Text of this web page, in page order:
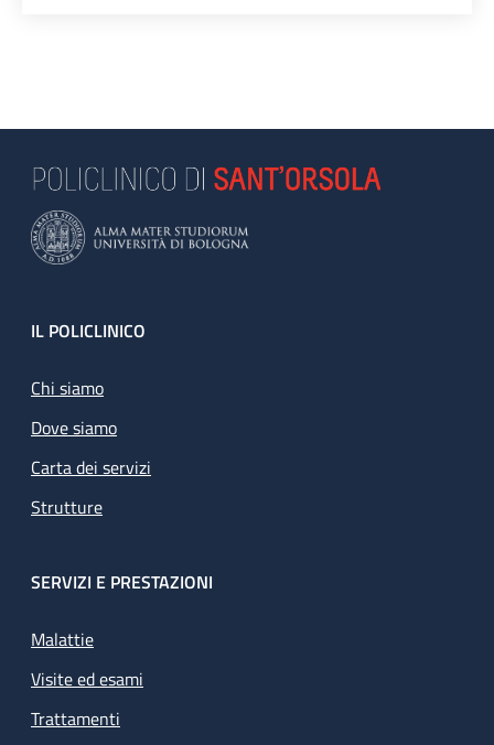
Footer
IL POLICLINICO
Chi siamo
Dove siamo
Carta dei servizi
Strutture
SERVIZI E PRESTAZIONI
Malattie
Visite ed esami
Trattamenti